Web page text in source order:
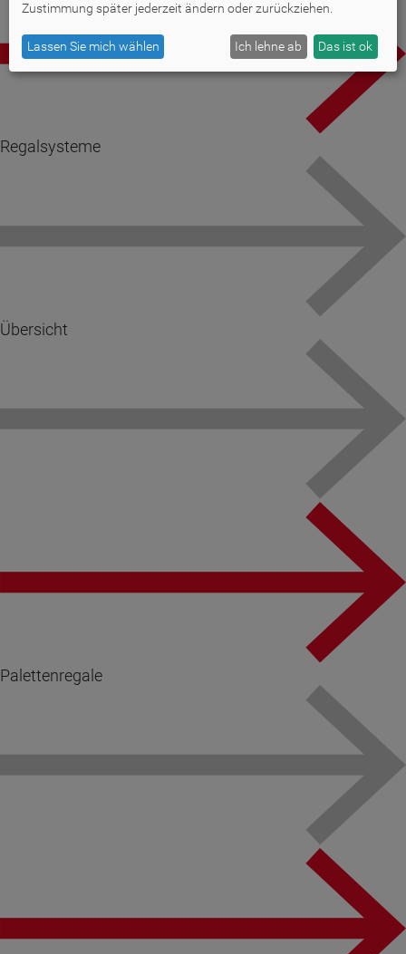
Regalsysteme
Übersicht
Palettenregale
Zustimmung später jederzeit ändern oder zurückziehen.
Lassen Sie mich wählen Ich lehne ab Das ist ok